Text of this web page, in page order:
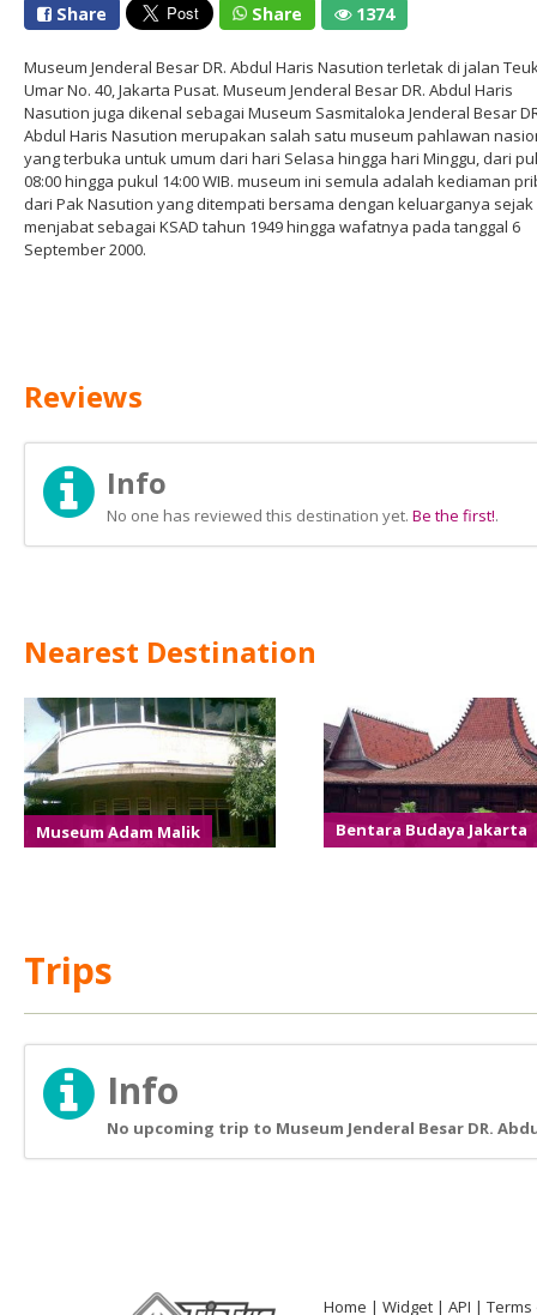
Share Share 1374
Museum Jenderal Besar DR. Abdul Haris Nasution terletak di jalan
Umar No. 40, Jakarta Pusat. Museum Jenderal Besar DR. Abdul Haris
Nasution juga dikenal sebagai Museum Sasmitaloka Jenderal Besar
Abdul Haris Nasution merupakan salah satu museum pahlawan
yang terbuka untuk umum dari hari Selasa hingga hari Minggu, dari
08:00 hingga pukul 14:00 WIB. museum ini semula adalah kediaman
dari Pak Nasution yang ditempati bersama dengan keluarganya sejak
menjabat sebagai KSAD tahun 1949 hingga wafatnya pada tanggal 6
September 2000.
Reviews
Info
No one has reviewed this destination yet. Be the first!.
Nearest Destination
Museum Adam Malik Bentara Budaya Jakarta
Trips
Info
No upcoming trip to Museum Jenderal Besar DR.
Home Widget API Terms